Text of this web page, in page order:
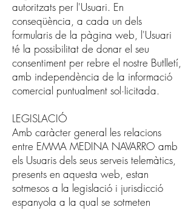
autoritzats per l'Usuari. En
conseqüència, a cada un dels
formularis de la pàgina web, l'Usuari
té la possibilitat de donar el seu
consentiment per rebre el nostre Butlletí,
amb independència de la informació
comercial puntualment sol·licitada.
LEGISLACIÓ
Amb caràcter general les relacions
entre EMMA MEDINA NAVARRO amb
els Usuaris dels seus serveis telemàtics,
presents en aquesta web, estan
sotmesos a la legislació i jurisdicció
espanyola a la qual se sotmeten